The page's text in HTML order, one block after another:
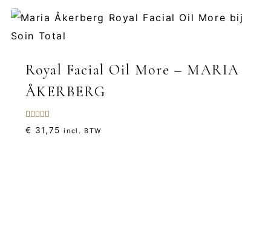
Royal Facial Oil More – MARIA
ÅKERBERG
Gewaardeerd
5.00
€ 31,75 incl. BTW